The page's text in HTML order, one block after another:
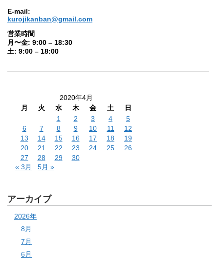
E-mail:
kurojikanban@gmail.com
営業時間
月〜金: 9:00 – 18:30
土: 9:00 – 18:00
2020年4月
月
火 水 木 金 土
日
1
2 3 4
5
6
7 8 9 10 11
12
13
14 15 16 17 18
19
20
21 22 23 24 25
26
27
28 29
30
« 3月
5月 »
アーカイブ
2026年
8月
7月
6月